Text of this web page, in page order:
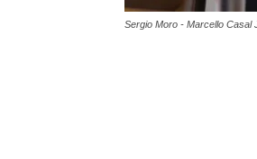
Sergio Moro - Marcello Casal